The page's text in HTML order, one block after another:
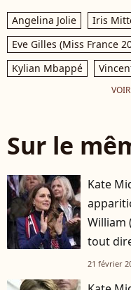
Angelina Jolie Iris
Eve Gilles (Miss France
Kylian Mbappé
Sur le
Kate
William
tout
21 février